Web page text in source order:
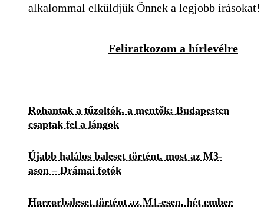
alkalommal elküldjük Önnek a legjobb írásokat!
Feliratkozom a hírlevélre
Rohantak a tűzoltók, a mentők: Budapesten
csaptak fel a lángok
Újabb halálos baleset történt, most az M3-
ason – Drámai fotók
Horrorbaleset történt az M1-esen, hét ember